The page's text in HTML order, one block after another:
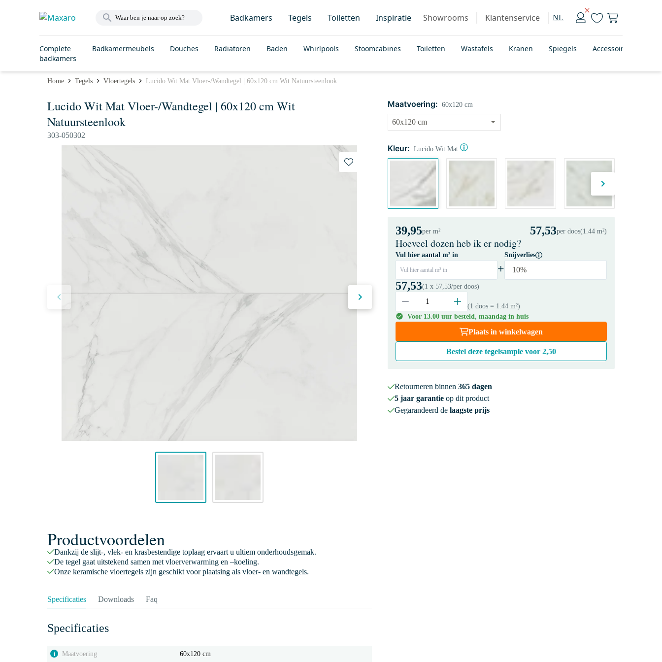
Badkamers Tegels Toiletten Inspiratie Showrooms Klantenservice NL
Complete
badkamers
Badkamermeubels Douches Radiatoren Baden Whirlpools Stoomcabines Toiletten Wastafels Kranen Spiegels Accessoires
Home Tegels Vloertegels Lucido Wit Mat Vloer-/Wandtegel | 60x120 cm Wit Natuursteenlook
Lucido Wit Mat Vloer-/Wandtegel | 60x120 cm Wit
Natuursteenlook
303-050302
Maatvoering: 60x120 cm
Kleur: Lucido Wit Mat
39,95per m² 57,53per doos(1.44 m²)
Hoeveel dozen heb ik er nodig?
Vul hier aantal m² in
Vul hier aantal m² in +
Snijverlies
10%
57,53(1 x 57,53/per doos)
(1 doos = 1.44 m²)
Voor 13.00 uur besteld, maandag in huis
Plaats in winkelwagen
Bestel deze tegelsample voor 2,50
Retourneren binnen 365 dagen
5 jaar garantieop dit product
Gegarandeerd de laagste prijs
Productvoordelen
Dankzij de slijt-, vlek- en krasbestendige toplaag ervaart u ultiem onderhoudsgemak.
De tegel gaat uitstekend samen met vloerverwarming en –koeling.
Onze keramische vloertegels zijn geschikt voor plaatsing als vloer- en wandtegels.
Specificaties Downloads Faq
Specificaties
i Maatvoering 60x120 cm